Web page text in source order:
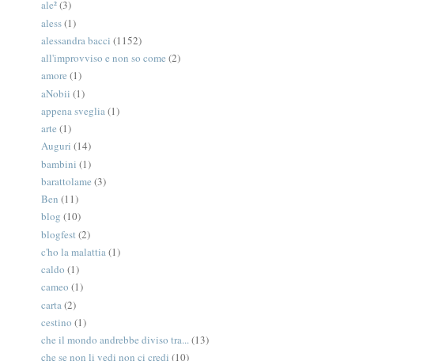
ale²(3)
aless(1)
alessandra bacci (1152)
all'improvviso e non so come (2)
amore (1)
aNobii (1)
appena sveglia(1)
arte (1)
Auguri (14)
bambini (1)
barattolame (3)
Ben (11)
blog (10)
blogfest (2)
c'ho la malattia(1)
caldo (1)
cameo (1)
carta(2)
cestino (1)
che il mondo andrebbe diviso tra...(13)
che se non li vedi non ci credi (10)